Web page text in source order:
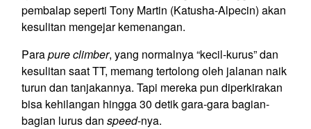
pembalap seperti Tony Martin (Katusha-Alpecin) akan
kesulitan mengejar kemenangan.
Parapure climber, yang normalnya “kecil-kurus” dan
kesulitan saat TT, memang tertolong oleh jalanan naik
turun dan tanjakannya. Tapi mereka pun diperkirakan
bisa kehilangan hingga 30 detik gara-gara bagian-
bagian lurus dan speed-nya.